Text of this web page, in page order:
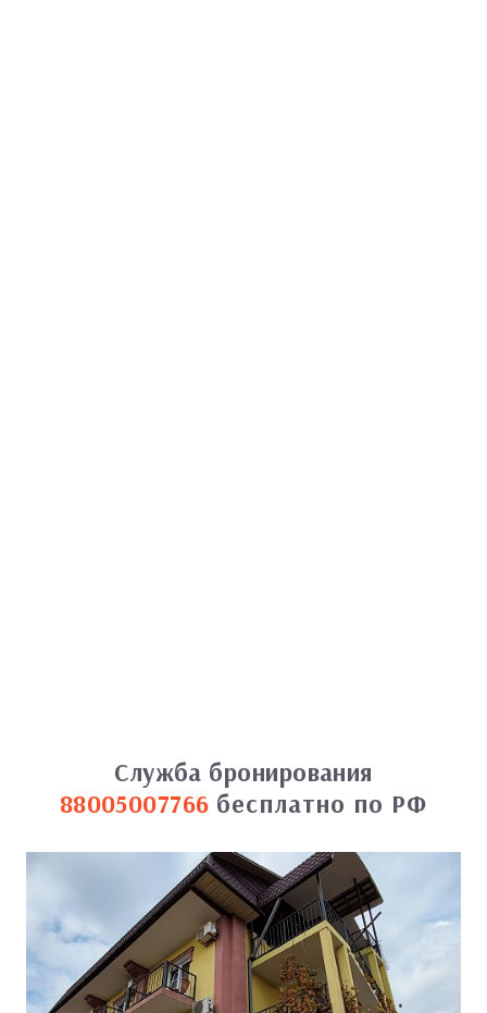
Служба бронирования
88005007766 бесплатно по РФ